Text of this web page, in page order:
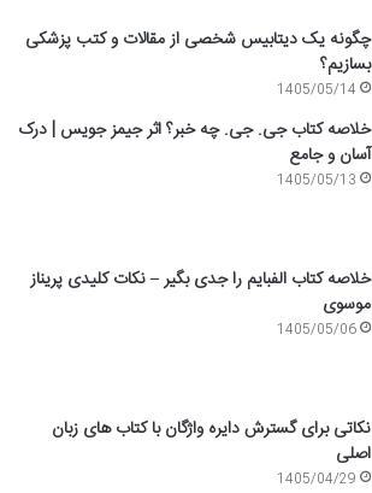
چگونه یک دیتابیس شخصی از مقالات و کتب پزشکی
بسازیم؟
1405/05/14
خلاصه کتاب جی. جی. چه خبر؟ اثر جیمز جویس | درک
آسان و جامع
1405/05/13
خلاصه کتاب الفبایم را جدی بگیر – نکات کلیدی پریناز
موسوی
1405/05/06
نکاتی برای گسترش دایره واژگان با کتاب های زبان
اصلی
1405/04/29